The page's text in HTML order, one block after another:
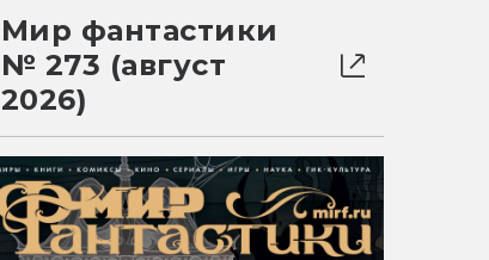
Мир фантастики
№ 273 (август
2026)